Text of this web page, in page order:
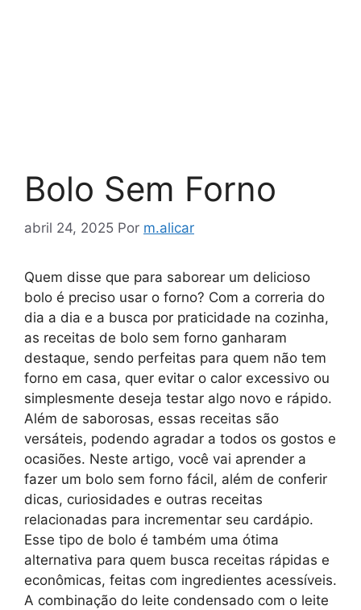
Bolo Sem Forno
abril 24, 2025 Por m.alicar
Quem disse que para saborear um delicioso
bolo é preciso usar o forno? Com a correria do
dia a dia e a busca por praticidade na cozinha,
as receitas de bolo sem forno ganharam
destaque, sendo perfeitas para quem não tem
forno em casa, quer evitar o calor excessivo ou
simplesmente deseja testar algo novo e rápido.
Além de saborosas, essas receitas são
versáteis, podendo agradar a todos os gostos e
ocasiões. Neste artigo, você vai aprender a
fazer um bolo sem forno fácil, além de conferir
dicas, curiosidades e outras receitas
relacionadas para incrementar seu cardápio.
Esse tipo de bolo é também uma ótima
alternativa para quem busca receitas rápidas e
econômicas, feitas com ingredientes acessíveis.
A combinação do leite condensado com o leite